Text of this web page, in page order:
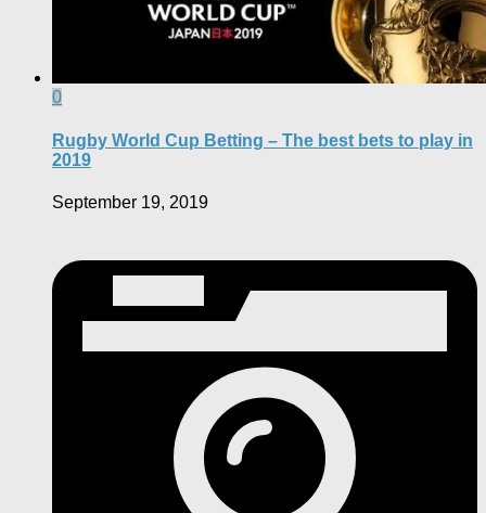
0
Rugby World Cup Betting – The best bets to play in
2019
September 19, 2019